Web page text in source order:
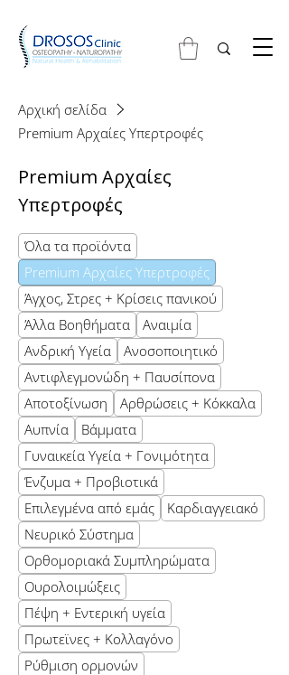
Αρχική σελίδα
Premium Αρχαίες Υπερτροφές
Premium Αρχαίες
Υπερτροφές
Όλα τα προϊόντα
Premium Αρχαίες Υπερτροφές
Άγχος, Στρες + Κρίσεις πανικού
Άλλα Βοηθήματα
Αναιμία
Ανδρική Υγεία
Ανοσοποιητικό
Αντιφλεγμονώδη + Παυσίπονα
Αποτοξίνωση
Αρθρώσεις + Κόκκαλα
Αυπνία
Βάμματα
Γυναικεία Υγεία + Γονιμότητα
Ένζυμα + Προβιοτικά
Επιλεγμένα από εμάς
Καρδιαγγειακό
Νευρικό Σύστημα
Ορθομοριακά Συμπληρώματα
Ουρολοιμώξεις
Πέψη + Εντερική υγεία
Πρωτεϊνες + Κολλαγόνο
Ρύθμιση ορμονών